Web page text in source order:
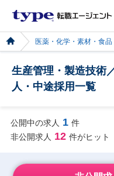
医薬・化学・素材・食品
生産管理・製造技術
人・中途採用一覧
公開中の求人 1 件
非公開求人 12 件がヒット